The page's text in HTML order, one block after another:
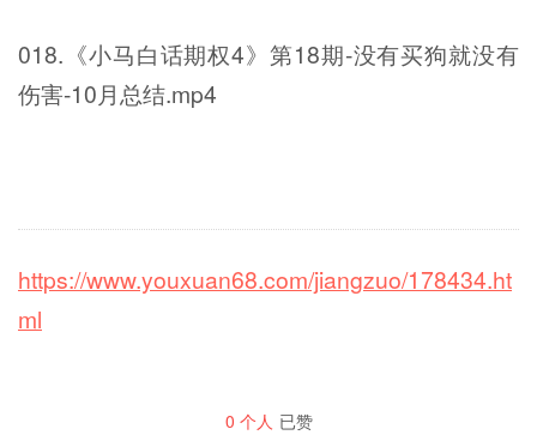
018.《小马白话期权4》第18期-没有买狗就没有
伤害-10月总结.mp4
https://www.youxuan68.com/jiangzuo/178434.ht
ml
0 个人 已赞